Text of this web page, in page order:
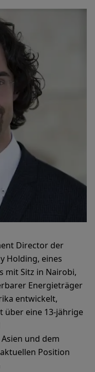
Director der
Holding, eines
mit Sitz in Nairobi,
Energieträger
entwickelt,
über eine 13-jährige
und dem
Position